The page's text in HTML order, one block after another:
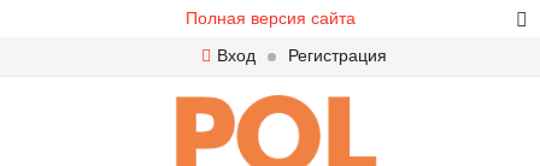
Полная версия сайта
Вход
Регистрация